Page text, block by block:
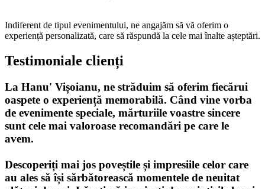
Indiferent de tipul evenimentului, ne angajăm să vă oferim o
experiență personalizată, care să răspundă la cele mai înalte așteptări.
Testimoniale clienți
La Hanu' Vișoianu, ne străduim să oferim fiecărui
oaspete o experiență memorabilă. Când vine vorba
de evenimente speciale, mărturiile voastre sincere
sunt cele mai valoroase recomandări pe care le
avem.
Descoperiți mai jos poveștile și impresiile celor care
au ales să își sărbătorească momentele de neuitat